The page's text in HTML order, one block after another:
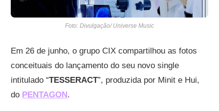
Foto: Divulgação/ Universe Music
Em 26 de junho, o grupo CIX compartilhou as fotos
conceituais do lançamento do seu novo single
intitulado “TESSERACT”, produzida por Minit e Hui,
do PENTAGON .